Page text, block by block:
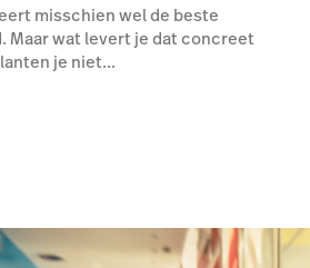
misschien wel de beste
Maar wat levert je dat concreet
je niet...